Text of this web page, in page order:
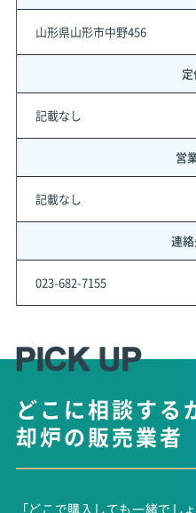
山形県山形市中野456
記載なし
営
記載なし
連
023-682-7155
どこに相談する
却炉の販売業者
「どこで購入しても一緒でし